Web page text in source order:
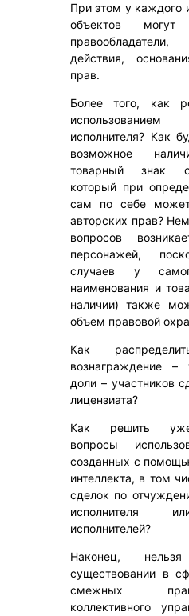
При этом у каждого
объектов
действия,
прав.
Более того, как
исполнителя? Как
возможное
товарный знак
который при
сам по себе
авторских прав?
вопросов
персонажей,
случаев у
наименования и
наличии) также
объем правовой
Как
вознаграждение
доли – участников
лицензиата?
Как решить
вопросы
созданных с
интеллекта, в том
сделок по
исполнителя
исполнителей?
Наконец,
существовании в
смежных
коллективного